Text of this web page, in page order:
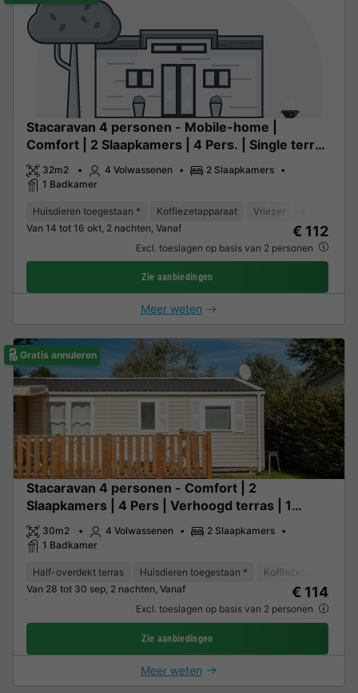
Stacaravan 4 personen - Mobile-home |
Comfort | 2 Slaapkamers | 4 Pers. | Single terras
| Air-con.
32m2 4 Volwassenen
2 Slaapkamers
1 Badkamer
Huisdieren toegestaan * Koffiezetapparaat Vriezer
Van 14 tot 16 okt, 2 nachten, Vanaf
€ 112
Excl. toeslagen op basis van 2 personen
Zie aanbiedingen
Meer weten
Gratis annuleren
Stacaravan 4 personen - Comfort | 2
Slaapkamers | 4 Pers | Verhoogd terras | 1
Badkamer | TV
30m2 4 Volwassenen
2 Slaapkamers
1 Badkamer
Half-overdekt terras Huisdieren toegestaan *
Koffiezetapparaat
Van 28 tot 30 sep, 2 nachten, Vanaf
€ 114
Excl. toeslagen op basis van 2 personen
Zie aanbiedingen
Meer weten